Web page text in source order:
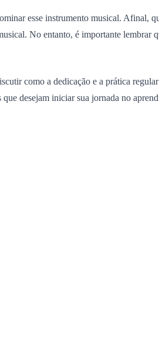
esse instrumento musical. Afinal,
No entanto, é importante lembrar
como a dedicação e a prática
desejam iniciar sua jornada no